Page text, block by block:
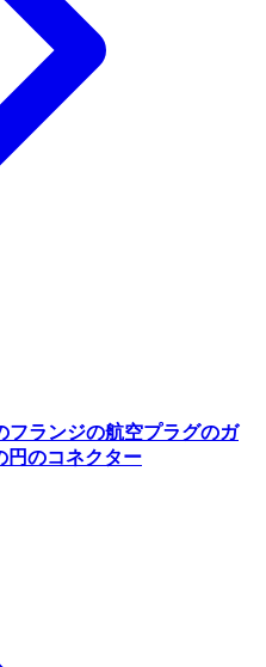
フランジの航空プラグのガ
円のコネクター